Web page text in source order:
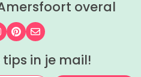
overal
op Facebook
ons op Instagram
Volg ons op Pinterest
Mail ons
in je mail!